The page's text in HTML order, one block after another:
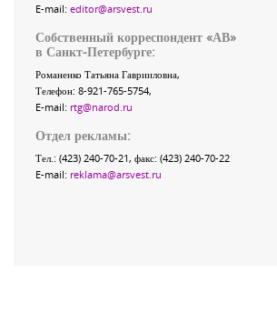
E-mail: editor@arsvest.ru
Собственный корреспондент «АВ»
в Санкт-Петербурге:
Романенко Татьяна Гаврииловна,
Телефон: 8-921-765-5754,
E-mail: rtg@narod.ru
Отдел рекламы:
Тел.: (423) 240-70-21, факс: (423) 240-70-22
E-mail: reklama@arsvest.ru